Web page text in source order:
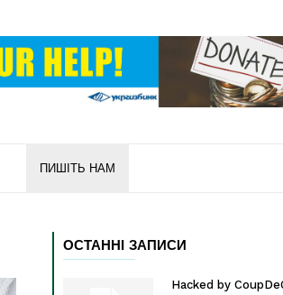
ПИШІТЬ НАМ
ОСТАННІ ЗАПИСИ
Hacked by